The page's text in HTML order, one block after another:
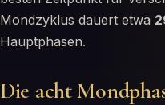
Mondzyklus dauert etwa
Hauptphasen.
Die acht